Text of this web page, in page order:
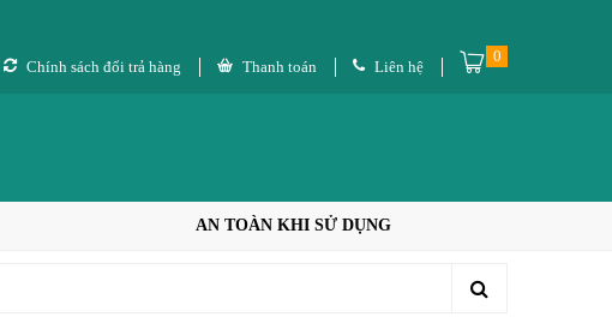
Chính sách đổi trả hàng Thanh toán Liên hệ
0
AN TOÀN KHI SỬ DỤNG